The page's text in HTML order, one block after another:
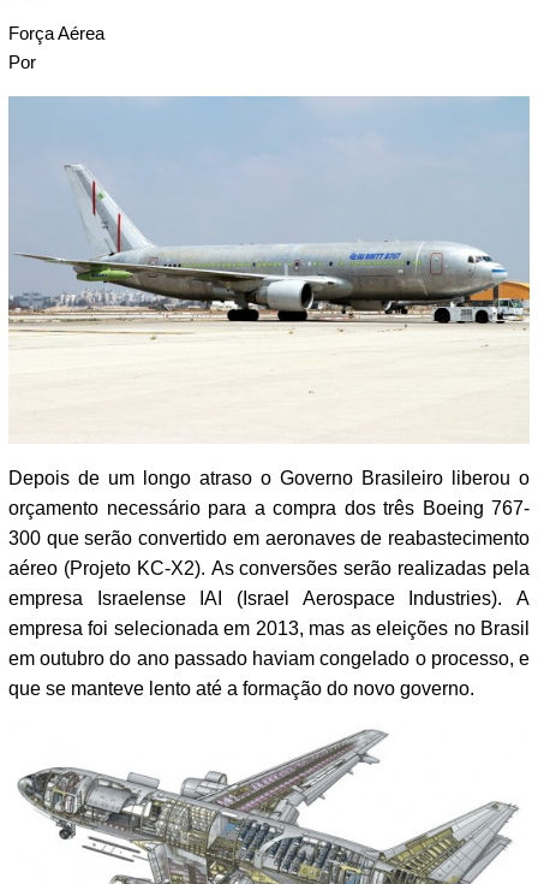
Força Aérea
Por
Depois de um longo atraso o Governo Brasileiro liberou o
orçamento necessário para a compra dos três Boeing 767-
300 que serão convertido em aeronaves de reabastecimento
aéreo (Projeto KC-X2). As conversões serão realizadas pela
empresa Israelense IAI (Israel Aerospace Industries). A
empresa foi selecionada em 2013, mas as eleições no Brasil
em outubro do ano passado haviam congelado o processo, e
que se manteve lento até a formação do novo governo.